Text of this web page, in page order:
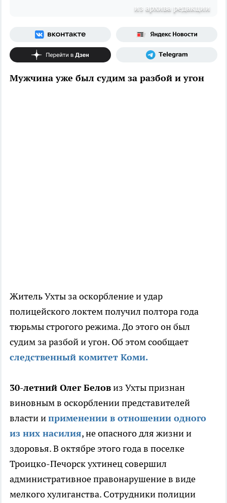
из архива редакции
Мужчина уже был судим за разбой и угон
Житель Ухты за оскорбление и удар
полицейского локтем получил полтора года
тюрьмы строгого режима. До этого он был
судим за разбой и угон. Об этом сообщает
следственный комитет Коми.
30-летний Олег Беловиз Ухты признан
виновным в оскорблении представителей
власти иприменении в отношении одного
из них насилия, не опасного для жизни и
здоровья. В октябре этого года в поселке
Троицко-Печорск ухтинец совершил
административное правонарушение в виде
мелкого хулиганства. Сотрудники полиции